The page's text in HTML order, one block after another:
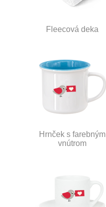
Fleecová deka
Hrnček s farebným
vnútrom